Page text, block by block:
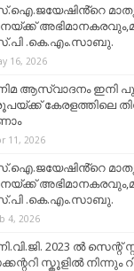
.കെ.എം.സാബു.
16, 2026
ആസ്വാദനം ഇനി
കേരളത്തിലെ
11, 2026
.കെ.എം.സാബു.
4, 2026
2023 ൽ
സ്കൂളിൽ നിന്നും